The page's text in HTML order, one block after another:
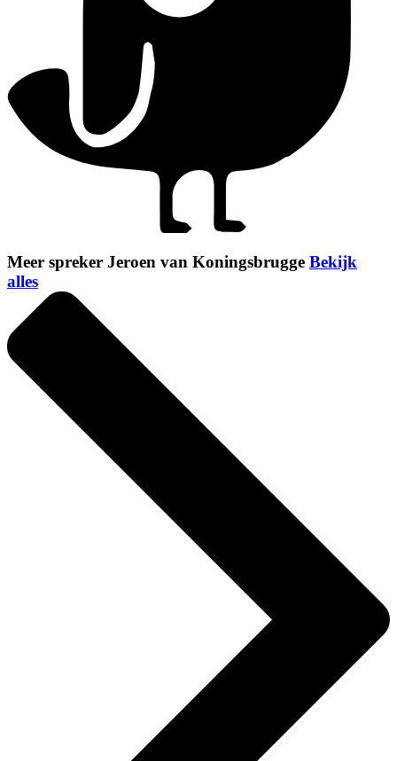
Meer spreker Jeroen van Koningsbrugge Bekijk
alles